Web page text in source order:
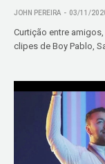
JOHN PEREIRA 03/11/
Curtição entre
clipes de Boy Pablo,